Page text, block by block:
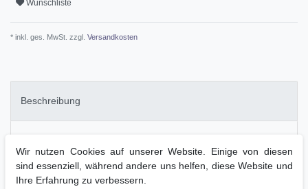
Wunschliste
* inkl. ges. MwSt. zzgl. Versandkosten
Beschreibung
GPSR
Wir nutzen Cookies auf unserer Website. Einige von diesen
sind essenziell, während andere uns helfen, diese Website und
Ihre Erfahrung zu verbessern.